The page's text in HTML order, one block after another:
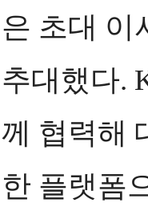
은 초대 이
추대했다.
께 협력해
한 플랫폼